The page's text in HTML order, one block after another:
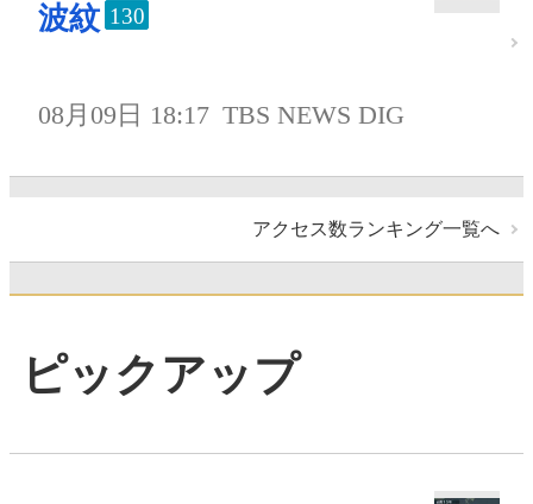
波紋 130
08月09日 18:17 TBS NEWS DIG
アクセス数ランキング一覧へ
ピックアップ